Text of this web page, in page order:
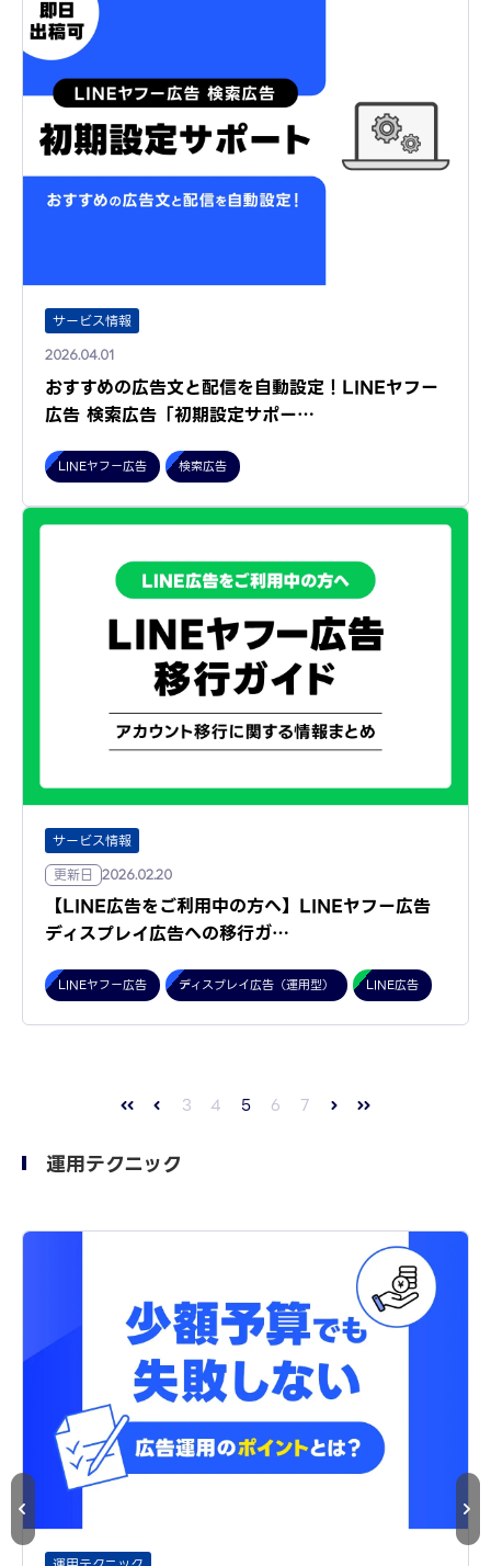
サービス情報
2026.04.01
おすすめの広告文と配信を自動設定！LINEヤフー
広告 検索広告「初期設定サポー…
LINEヤフー広告 検索広告
サービス情報
更新日
2026.02.20
【LINE広告をご利用中の方へ】LINEヤフー広告
ディスプレイ広告への移行ガ…
LINEヤフー広告 ディスプレイ広告（運用型） LINE広告
3 4 5 6 7
運用テクニック